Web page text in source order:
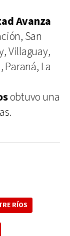
Avanza
San
Villaguay,
Paraná, La
obtuvo una
RÍOS